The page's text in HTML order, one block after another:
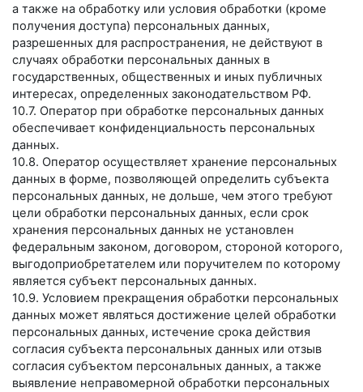
а также на обработку или условия обработки (кроме
получения доступа) персональных данных,
разрешенных для распространения, не действуют в
случаях обработки персональных данных в
государственных, общественных и иных публичных
интересах, определенных законодательством РФ.
10.7. Оператор при обработке персональных данных
обеспечивает конфиденциальность персональных
данных.
10.8. Оператор осуществляет хранение персональных
данных в форме, позволяющей определить субъекта
персональных данных, не дольше, чем этого требуют
цели обработки персональных данных, если срок
хранения персональных данных не установлен
федеральным законом, договором, стороной которого,
выгодоприобретателем или поручителем по которому
является субъект персональных данных.
10.9. Условием прекращения обработки персональных
данных может являться достижение целей обработки
персональных данных, истечение срока действия
согласия субъекта персональных данных или отзыв
согласия субъектом персональных данных, а также
выявление неправомерной обработки персональных